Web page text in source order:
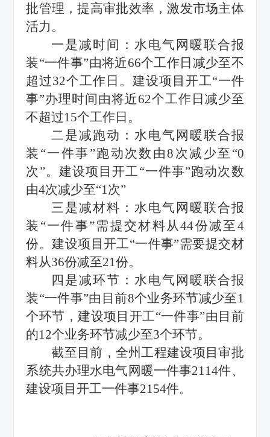
批管理，提高审批效率，激发市场主体
活力。
一是减时间：水电气网暖联合报
装“一件事”由将近66个工作日减少至不
超过32个工作日。建设项目开工“一件
事”办理时间由将近62个工作日减少至
不超过15个工作日。
二是减跑动：水电气网暖联合报
装“一件事”跑动次数由8次减少至“0
次”。建设项目开工“一件事”跑动次数
由4次减少至“1次”
三是减材料：水电气网暖联合报
装“一件事”需提交材料从44份减至4
份。建设项目开工“一件事”需要提交材
料从36份减至21份。
四是减环节：水电气网暖联合报
装“一件事”由目前8个业务环节减少至1
个环节，建设项目开工“一件事”由目前
的12个业务环节减少至3个环节。
截至目前，全州工程建设项目审批
系统共办理水电气网暖一件事2114件、
建设项目开工一件事2154件。